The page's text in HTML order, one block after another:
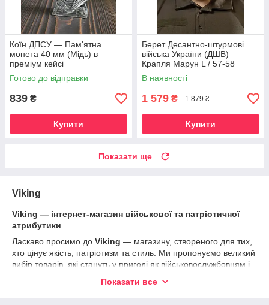
Коїн ДПСУ — Пам'ятна
монета 40 мм (Мідь) в
преміум кейсі
Готово до відправки
839 ₴
Купити
Берет Десантно-штурмові
війська України (ДШВ)
Крапля Марун L / 57-58
В наявності
1 579 ₴ 1 879 ₴
Купити
Показати ще
Viking
Viking — інтернет-магазин військової та патріотичної
атрибутики
Ласкаво просимо до Viking — магазину, створеного для тих,
хто цінує якість, патріотизм та стиль. Ми пропонуємо великий
вибір товарів, які стануть у пригоді як військовослужбовцям і
або просто любить військову естетику.
Показати все